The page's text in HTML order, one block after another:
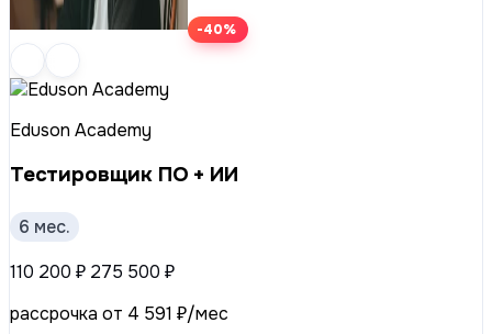
-40%
Eduson Academy
Тестировщик ПО + ИИ
6 мес.
110 200 ₽ 275 500 ₽
рассрочка от 4 591 ₽/мес